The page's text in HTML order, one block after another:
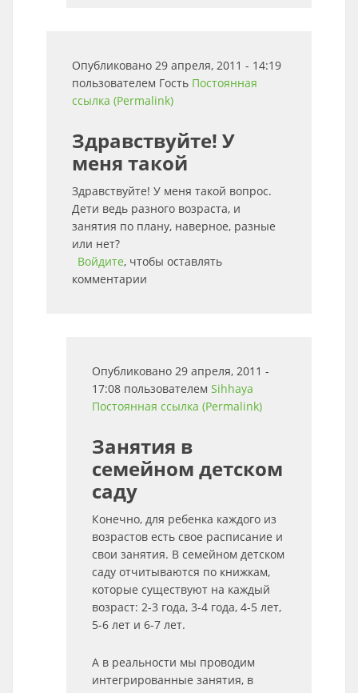
Опубликовано 29 апреля, 2011 - 14:19
пользователем Гость Постоянная
ссылка (Permalink)
Здравствуйте! У
меня такой
Здравствуйте! У меня такой вопрос.
Дети ведь разного возраста, и
занятия по плану, наверное, разные
или нет?
Войдите, чтобы оставлять
комментарии
Опубликовано 29 апреля, 2011 -
17:08 пользователем Sihhaya
Постоянная ссылка (Permalink)
Занятия в
семейном детском
саду
Конечно, для ребенка каждого из
возрастов есть свое расписание и
свои занятия. В семейном детском
саду отчитываются по книжкам,
которые существуют на каждый
возраст: 2-3 года, 3-4 года, 4-5 лет,
5-6 лет и 6-7 лет.
А в реальности мы проводим
интегрированные занятия, в